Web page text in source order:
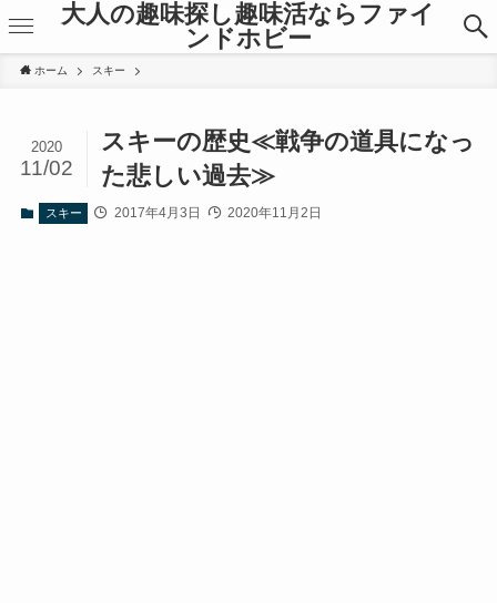
大人の趣味探し趣味活ならファイ
ンドホビー
ホーム スキー
スキーの歴史≪戦争の道具になっ
た悲しい過去≫
2020
11/02
スキー 2017年4月3日 2020年11月2日